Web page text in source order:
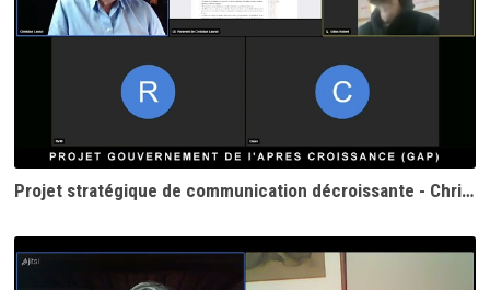
Projet stratégique de communication décroissante - Christian Laurut